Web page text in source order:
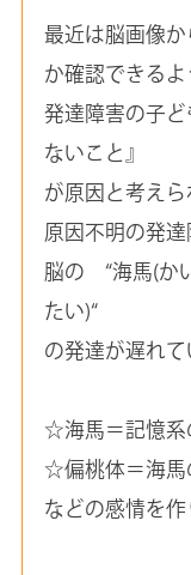
最近は脳画像
か確認できるよ
発達障害の子
ないこと』
が原因と考えら
原因不明の発
脳の “海馬(か
たい)“
の発達が遅れて
☆海馬＝記憶系
☆偏桃体＝海馬
などの感情を